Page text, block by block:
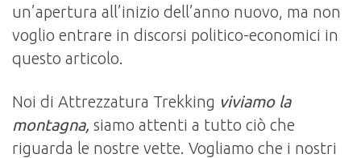
un’apertura all’inizio dell’anno nuovo, ma non
voglio entrare in discorsi politico-economici in
questo articolo.
Noi di Attrezzatura Trekking viviamo la
montagna, siamo attenti a tutto ciò che
riguarda le nostre vette. Vogliamo che i nostri